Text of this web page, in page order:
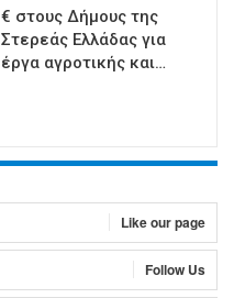
€ στους Δήμους της
Στερεάς Ελλάδας για
έργα αγροτικής και…
Like our page
Follow Us